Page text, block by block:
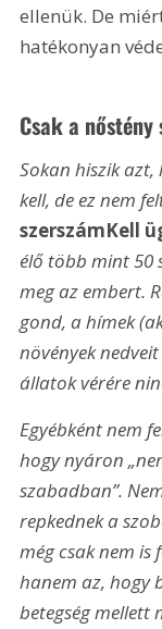
ellenük. De
hatékonyan
Csak a
Sokan hiszik azt,
kell, de ez nem
szerszámKell
élő több mint 50
meg az embert.
gond, a hímek
növények
állatok vérére
Egyébként nem
hogy nyáron
szabadban”.
repkednek a
még csak nem is
hanem az, hogy
betegség mellett